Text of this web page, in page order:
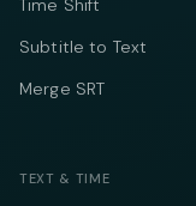
Time Shift
Subtitle to Text
Merge SRT
TEXT & TIME